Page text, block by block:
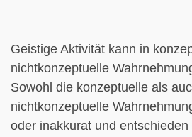
Geistige Aktivität kann in
nichtkonzeptuelle
Sowohl die konzeptuelle als
nichtkonzeptuelle
oder inakkurat und